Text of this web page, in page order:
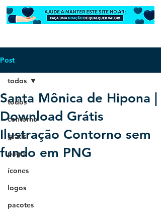
Post
todos
contorno
grátis
pago
ícones
logos
pacotes
todos
Santa Mônica de Hipona |
Download Grátis
Ilustração Contorno sem
fundo em PNG